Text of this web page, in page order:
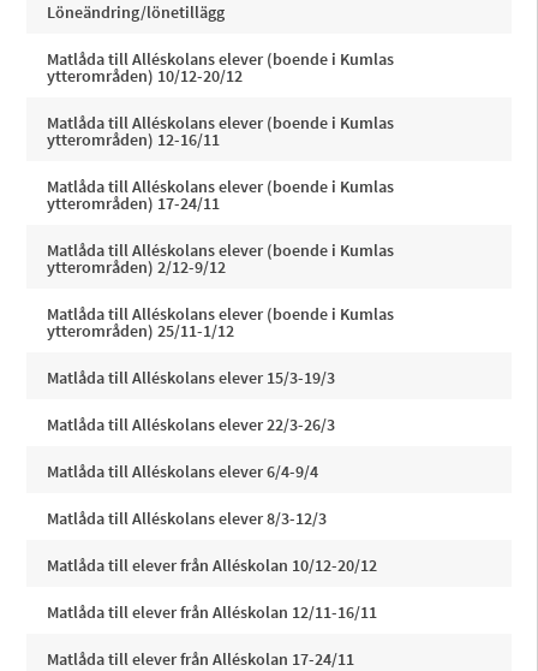
Löneändring/lönetillägg
Matlåda till Alléskolans elever (boende i Kumlas
ytterområden) 10/12-20/12
Matlåda till Alléskolans elever (boende i Kumlas
ytterområden) 12-16/11
Matlåda till Alléskolans elever (boende i Kumlas
ytterområden) 17-24/11
Matlåda till Alléskolans elever (boende i Kumlas
ytterområden) 2/12-9/12
Matlåda till Alléskolans elever (boende i Kumlas
ytterområden) 25/11-1/12
Matlåda till Alléskolans elever 15/3-19/3
Matlåda till Alléskolans elever 22/3-26/3
Matlåda till Alléskolans elever 6/4-9/4
Matlåda till Alléskolans elever 8/3-12/3
Matlåda till elever från Alléskolan 10/12-20/12
Matlåda till elever från Alléskolan 12/11-16/11
Matlåda till elever från Alléskolan 17-24/11